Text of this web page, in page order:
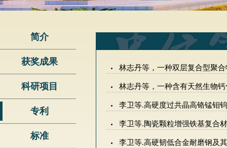
简介
获奖成果
科研项目
专利
标准
林志丹等，一种双层复合型聚
林志丹等，一种含有天然生物
李卫等.高硬度过共晶高铬锰钼
李卫等.陶瓷颗粒增强铁基复合
李卫等.高硬韧低合金耐磨钢及